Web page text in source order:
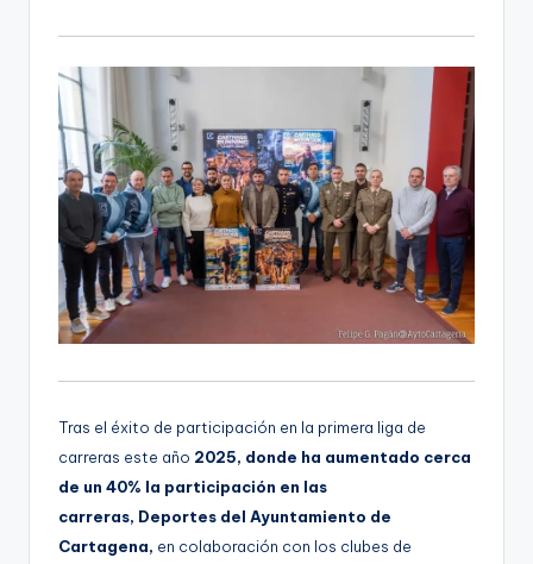
Tras el éxito de participación en la primera liga de
carreras este año 2025, donde ha aumentado cerca
de un 40% la participación en las
carreras, Deportes del Ayuntamiento de
Cartagena, en colaboración con los clubes de